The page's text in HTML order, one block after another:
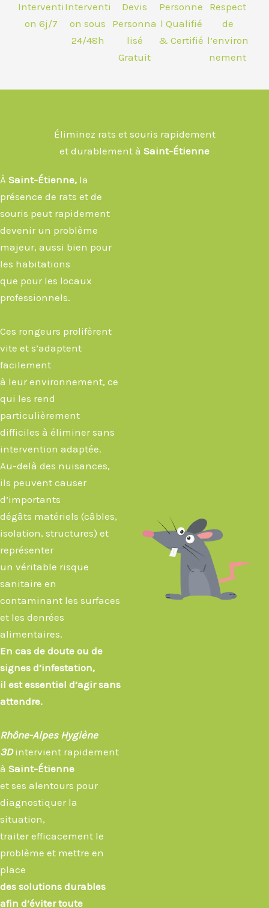
Interventi
on 6j/7
Interventi
on sous
24/48h
Devis
Personna
lisé
Gratuit
Personne
l Qualifié
& Certifié
Respect
de
l’environ
nement
Éliminez rats et souris rapidement
et durablement à Saint-Étienne
À Saint-Étienne, la
présence de rats et de
souris peut rapidement
devenir un problème
majeur, aussi bien pour
les habitations
que pour les locaux
professionnels.
Ces rongeurs prolifèrent
vite et s’adaptent
facilement
à leur environnement, ce
qui les rend
particulièrement
difficiles à éliminer sans
intervention adaptée.
Au-delà des nuisances,
ils peuvent causer
d’importants
dégâts matériels (câbles,
isolation, structures) et
représenter
un véritable risque
sanitaire en
contaminant les surfaces
et les denrées
alimentaires.
En cas de doute ou de
signes d’infestation,
il est essentiel d’agir sans
attendre.
Rhône-Alpes Hygiène
3D intervient rapidement
à Saint-Étienne
et ses alentours pour
diagnostiquer la
situation,
traiter efficacement le
problème et mettre en
place
des solutions durables
afin d’éviter toute